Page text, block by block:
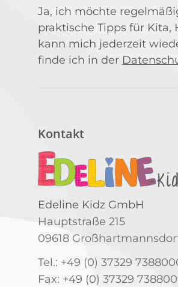
Ja, ich möchte
praktische Tipps für Kita,
kann mich jederzeit
finde ich in der
Kontakt
Edeline Kidz GmbH
Hauptstraße 215
09618
Tel.: +49 (0) 37329
Fax: +49 (0) 37329